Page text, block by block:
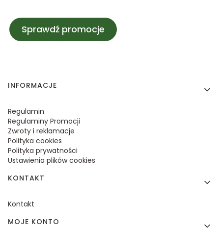
Sprawdź promocje
Linki w stopce
INFORMACJE
Regulamin
Regulaminy Promocji
Zwroty i reklamacje
Polityka cookies
Polityka prywatności
Ustawienia plików cookies
KONTAKT
Kontakt
MOJE KONTO